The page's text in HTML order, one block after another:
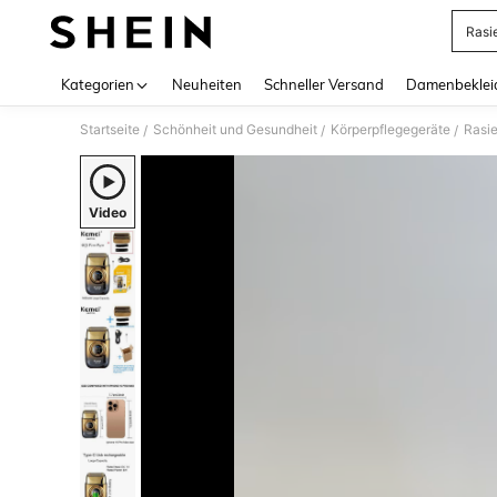
Kategorien Neuheiten Schneller Versand
Startseite / Schönheit und Gesundheit / Körperpflegegeräte /
Video